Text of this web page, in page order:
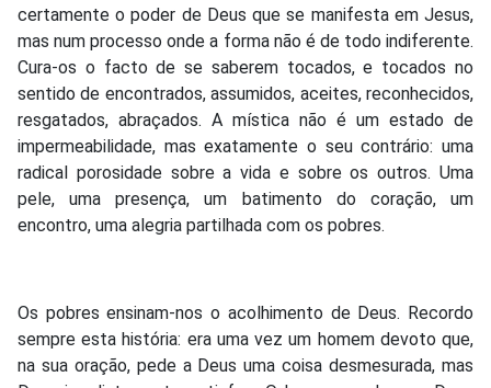
certamente o poder de Deus que se manifesta em Jesus,
mas num processo onde a forma não é de todo indiferente.
Cura-os o facto de se saberem tocados, e tocados no
sentido de encontrados, assumidos, aceites, reconhecidos,
resgatados, abraçados. A mística não é um estado de
impermeabilidade, mas exatamente o seu contrário: uma
radical porosidade sobre a vida e sobre os outros. Uma
pele, uma presença, um batimento do coração, um
encontro, uma alegria partilhada com os pobres.
Os pobres ensinam-nos o acolhimento de Deus. Recordo
sempre esta história: era uma vez um homem devoto que,
na sua oração, pede a Deus uma coisa desmesurada, mas